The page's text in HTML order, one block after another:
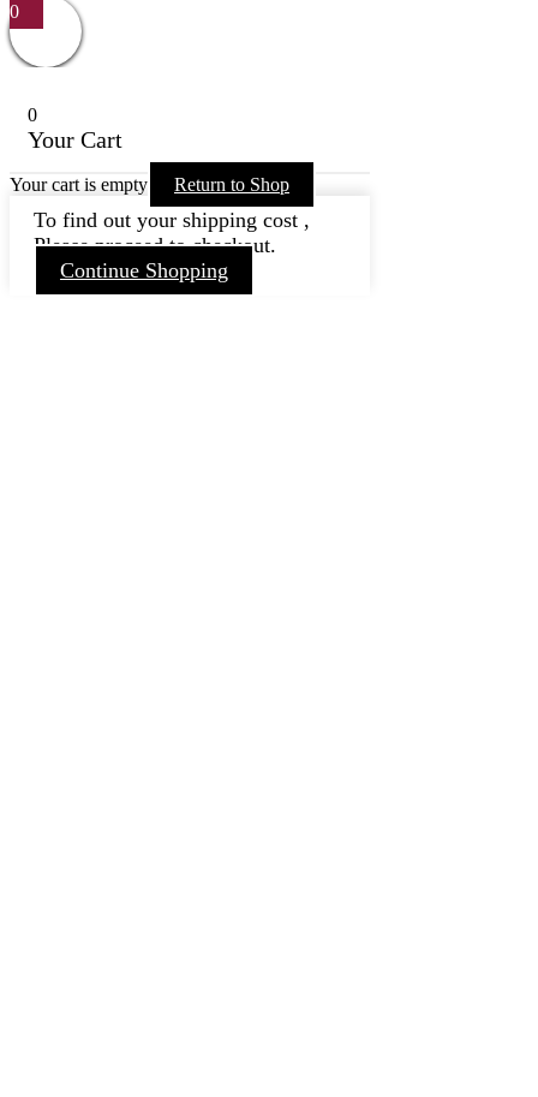
0
0
Your Cart
Your cart is empty Return to Shop
To find out your shipping cost ,
Please proceed to checkout.
Continue Shopping